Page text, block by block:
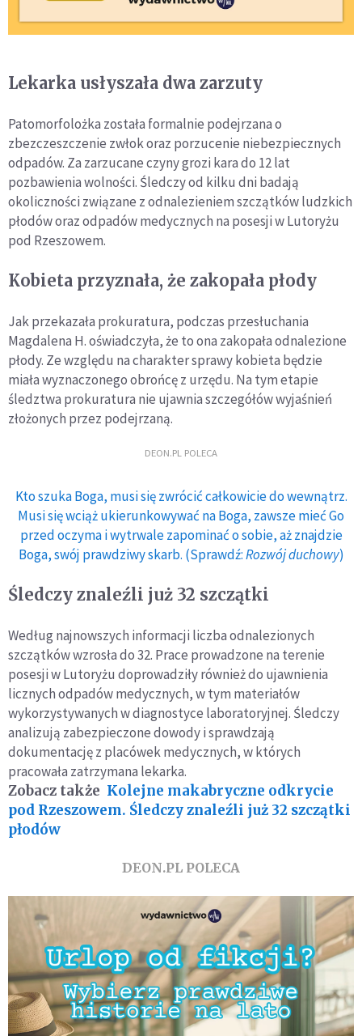
Lekarka usłyszała dwa zarzuty
Patomorfolożka została formalnie podejrzana o
zbezczeszczenie zwłok oraz porzucenie niebezpiecznych
odpadów. Za zarzucane czyny grozi kara do 12 lat
pozbawienia wolności. Śledczy od kilku dni badają
okoliczności związane z odnalezieniem szczątków ludzkich
płodów oraz odpadów medycznych na posesji w Lutoryżu
pod Rzeszowem.
Kobieta przyznała, że zakopała płody
Jak przekazała prokuratura, podczas przesłuchania
Magdalena H. oświadczyła, że to ona zakopała odnalezione
płody. Ze względu na charakter sprawy kobieta będzie
miała wyznaczonego obrońcę z urzędu. Na tym etapie
śledztwa prokuratura nie ujawnia szczegółów wyjaśnień
złożonych przez podejrzaną.
DEON.PL POLECA
Kto szuka Boga, musi się zwrócić całkowicie do wewnątrz.
Musi się wciąż ukierunkowywać na Boga, zawsze mieć Go
przed oczyma i wytrwale zapominać o sobie, aż znajdzie
Boga, swój prawdziwy skarb. (Sprawdź:Rozwój duchowy)
Śledczy znaleźli już 32 szczątki
Według najnowszych informacji liczba odnalezionych
szczątków wzrosła do 32. Prace prowadzone na terenie
posesji w Lutoryżu doprowadziły również do ujawnienia
licznych odpadów medycznych, w tym materiałów
wykorzystywanych w diagnostyce laboratoryjnej. Śledczy
analizują zabezpieczone dowody i sprawdzają
dokumentację z placówek medycznych, w których
pracowała zatrzymana lekarka.
Zobacz także Kolejne makabryczne odkrycie
pod Rzeszowem. Śledczy znaleźli już 32 szczątki
płodów
DEON.PL POLECA